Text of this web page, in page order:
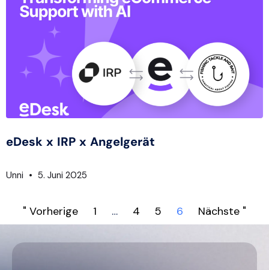
eDesk x IRP x Angelgerät
Unni 5. Juni 2025
" Vorherige 1 … 4 5 6 Nächste "